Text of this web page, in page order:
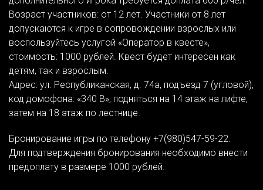
Возраст участников: от 12 лет. Участники от 8 лет
допускаются к игре в сопровождении взрослых или
воспользуйтесь услугой «Оператор в квесте»,
стоимость: 1000 рублей. Квест будет интересен как
детям, так и взрослым.
Адрес: ул. Республиканская, д. 74а, подъезд 7 (угловой),
код домофона: «340 В», подняться на 14 этаж на лифте,
затем на 18 этаж по лестнице.
Бронирование игры по телефону +7(980)547-59-22.
Для подтверждения бронирования необходимо внести
предоплату в размере 1000 рублей.